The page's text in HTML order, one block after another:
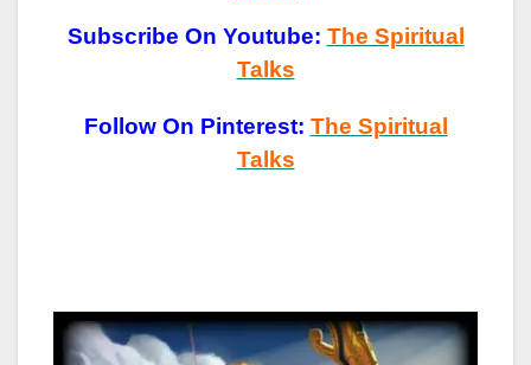
Subscribe On Youtube: The Spiritual
Talks
Follow On Pinterest: The Spiritual
Talks